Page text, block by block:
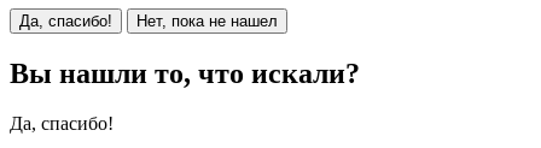
Да, спасибо! Нет, пока не нашел
Вы нашли то, что искали?
Да, спасибо!